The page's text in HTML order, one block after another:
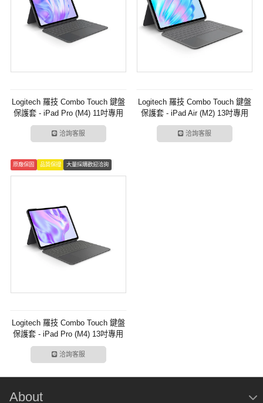
Logitech 羅技 Combo Touch 鍵盤
保護套 - iPad Pro (M4) 11吋專用
洽詢客服
Logitech 羅技 Combo Touch 鍵盤
保護套 - iPad Air (M2) 13吋專用
洽詢客服
原廠保固 品質保證 大量採購歡迎洽詢
Logitech 羅技 Combo Touch 鍵盤
保護套 - iPad Pro (M4) 13吋專用
洽詢客服
About